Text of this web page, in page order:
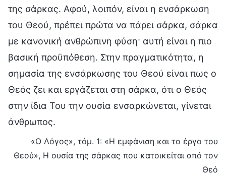
της σάρκας. Αφού, λοιπόν, είναι η ενσάρκωση
του Θεού, πρέπει πρώτα να πάρει σάρκα, σάρκα
με κανονική ανθρώπινη φύση· αυτή είναι η πιο
βασική προϋπόθεση. Στην πραγματικότητα, η
σημασία της ενσάρκωσης του Θεού είναι πως ο
Θεός ζει και εργάζεται στη σάρκα, ότι ο Θεός
στην ίδια Του την ουσία ενσαρκώνεται, γίνεται
άνθρωπος.
«Ο Λόγος», τόμ. 1: «Η εμφάνιση και το έργο του
Θεού», Η ουσία της σάρκας που κατοικείται από τον
Θεό